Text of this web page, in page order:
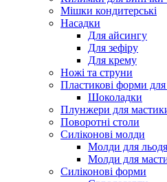
Мішки кондитерські
Насадки
Для айсингу
Для зефіру
Для крему
Ножі та струни
Пластикові форми
Шоколадки
Плунжери для
Поворотні столи
Силіконові молди
Молди для
Молди для
Силіконові форми